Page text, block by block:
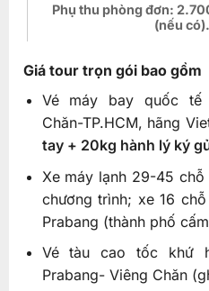
Phụ thu phòng đơn:
(nếu có).
Giá tour trọn gói bao gồm
Vé máy bay quốc tế
Chăn-TP.HCM, hãng
tay + 20kg hành lý ký
Xe máy lạnh 29-45
chương trình; xe 16
Prabang (thành phố
Vé tàu cao tốc khứ
Prabang- Viêng Chăn